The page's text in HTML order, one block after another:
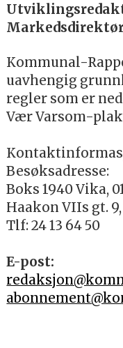
Kommunal-
uavhengig
regler som er
Vær Varsom-
Besøksadresse:
Boks 1940 Vika,
Haakon VIIs gt. 9,
Tlf: 24 13 64 50
E-post: